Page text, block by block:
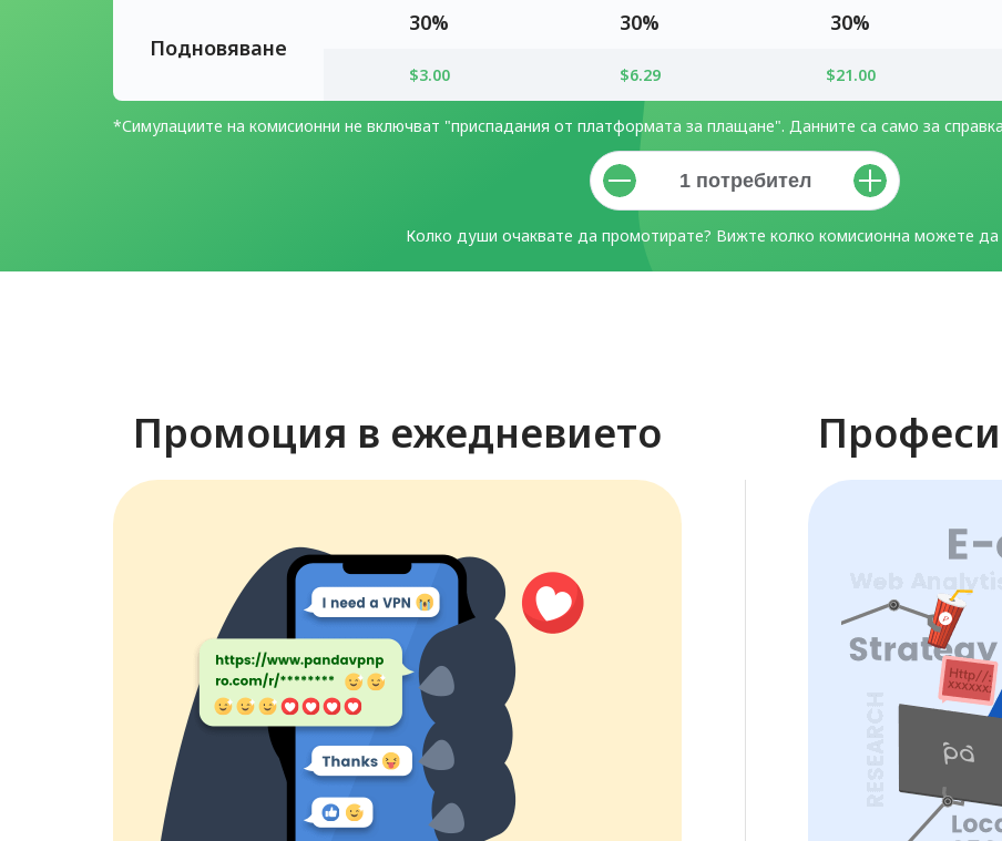
Подновяване
30% 30% 30%
$3.00 $6.29 $21.00
*Симулациите на комисионни не включват "приспадания от платформата за плащане". Данните са само за
Колко души очаквате да промотирате? Вижте колко комисионна можете да
Промоция в ежедневието